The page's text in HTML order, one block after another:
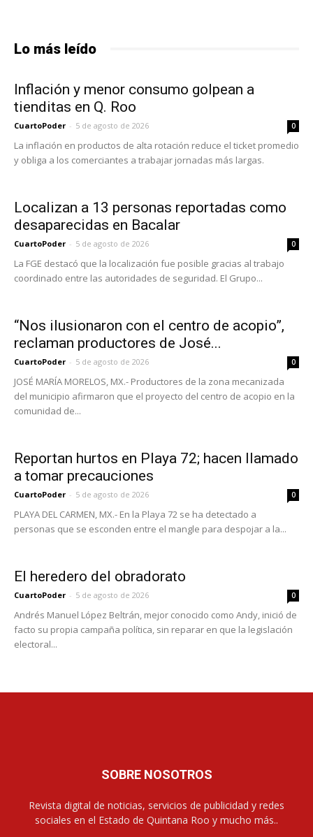
Lo más leído
Inflación y menor consumo golpean a
tienditas en Q. Roo
CuartoPoder - 5 de agosto de 2026 0
La inflación en productos de alta rotación reduce el ticket promedio
y obliga a los comerciantes a trabajar jornadas más largas.
Localizan a 13 personas reportadas como
desaparecidas en Bacalar
CuartoPoder - 5 de agosto de 2026 0
La FGE destacó que la localización fue posible gracias al trabajo
coordinado entre las autoridades de seguridad. El Grupo...
“Nos ilusionaron con el centro de acopio”,
reclaman productores de José...
CuartoPoder - 5 de agosto de 2026 0
JOSÉ MARÍA MORELOS, MX.- Productores de la zona mecanizada
del municipio afirmaron que el proyecto del centro de acopio en la
comunidad de...
Reportan hurtos en Playa 72; hacen llamado
a tomar precauciones
CuartoPoder - 5 de agosto de 2026 0
PLAYA DEL CARMEN, MX.- En la Playa 72 se ha detectado a
personas que se esconden entre el mangle para despojar a la...
El heredero del obradorato
CuartoPoder - 5 de agosto de 2026 0
Andrés Manuel López Beltrán, mejor conocido como Andy, inició de
facto su propia campaña política, sin reparar en que la legislación
electoral...
SOBRE NOSOTROS
Revista digital de noticias, servicios de publicidad y redes
sociales en el Estado de Quintana Roo y mucho más..